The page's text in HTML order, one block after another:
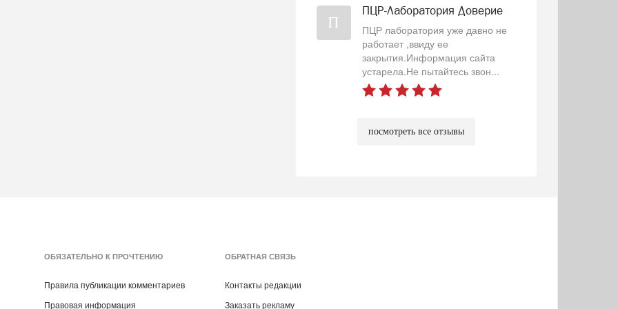
П
ПЦР-Лаборатория Доверие
ПЦР лаборатория уже давно не
работает ,ввиду ее
закрытия.Информация сайта
устарела.Не пытайтесь звон...
посмотреть все отзывы
ОБЯЗАТЕЛЬНО К ПРОЧТЕНИЮ
Правила публикации комментариев
Правовая информация
ОБРАТНАЯ СВЯЗЬ
Контакты редакции
Заказать рекламу